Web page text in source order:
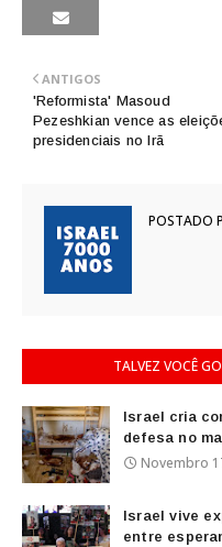
ANTIGOS
'Reformista' Masoud
Pezeshkian vence as
presidenciais no Irã
POSTADO
TALVEZ VOCÊ
Israel cria
defesa no
Novembro
Israel vive
entre